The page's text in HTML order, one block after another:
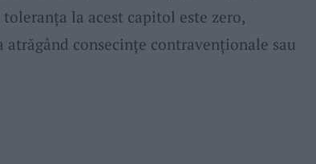
la acest capitol este zero,
consecințe contravenționale sau